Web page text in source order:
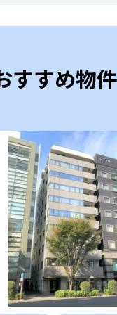
すすめ物件